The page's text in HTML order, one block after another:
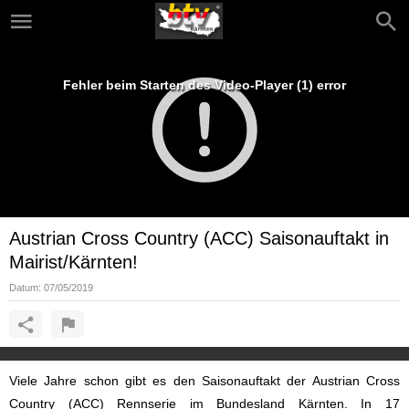
Fehler beim Starten des Video-Player (1) error
Austrian Cross Country (ACC) Saisonauftakt in
Mairist/Kärnten!
Datum: 07/05/2019
Viele Jahre schon gibt es den Saisonauftakt der Austrian Cross
Country (ACC) Rennserie im Bundesland Kärnten. In 17